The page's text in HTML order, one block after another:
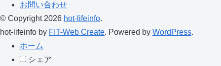
お問い合わせ
© Copyright 2026 hot-lifeinfo.
hot-lifeinfo by FIT-Web Create. Powered by WordPress.
ホーム
シェア